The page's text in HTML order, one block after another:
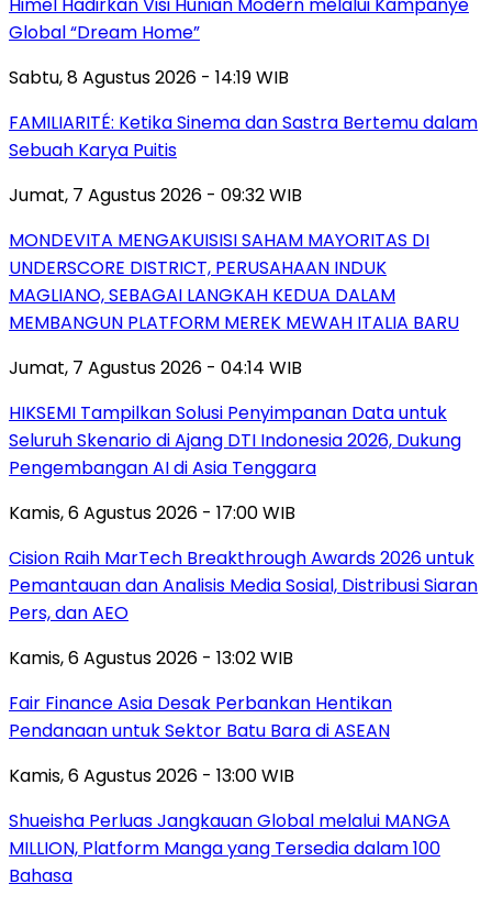
Global “Dream Home”
Sabtu, 8 Agustus 2026 - 14:19 WIB
FAMILIARITÉ: Ketika Sinema dan Sastra Bertemu dalam
Sebuah Karya Puitis
Jumat, 7 Agustus 2026 - 09:32 WIB
MONDEVITA MENGAKUISISI SAHAM MAYORITAS DI
UNDERSCORE DISTRICT, PERUSAHAAN INDUK
MAGLIANO, SEBAGAI LANGKAH KEDUA DALAM
MEMBANGUN PLATFORM MEREK MEWAH ITALIA BARU
Jumat, 7 Agustus 2026 - 04:14 WIB
HIKSEMI Tampilkan Solusi Penyimpanan Data untuk
Seluruh Skenario di Ajang DTI Indonesia 2026, Dukung
Pengembangan AI di Asia Tenggara
Kamis, 6 Agustus 2026 - 17:00 WIB
Cision Raih MarTech Breakthrough Awards 2026 untuk
Pemantauan dan Analisis Media Sosial, Distribusi Siaran
Pers, dan AEO
Kamis, 6 Agustus 2026 - 13:02 WIB
Fair Finance Asia Desak Perbankan Hentikan
Pendanaan untuk Sektor Batu Bara di ASEAN
Kamis, 6 Agustus 2026 - 13:00 WIB
Shueisha Perluas Jangkauan Global melalui MANGA
MILLION, Platform Manga yang Tersedia dalam 100
Bahasa